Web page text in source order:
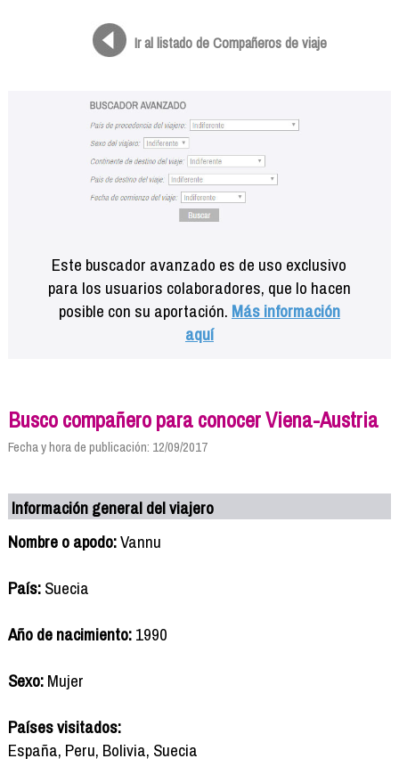
Ir al listado de Compañeros de viaje
Este buscador avanzado es de uso exclusivo
para los usuarios colaboradores, que lo hacen
posible con su aportación. Más información
aquí
Busco compañero para conocer Viena-Austria
Fecha y hora de publicación: 12/09/2017
Información general del viajero
Nombre o apodo:Vannu
País:Suecia
Año de nacimiento:1990
Sexo:Mujer
Países visitados:
España, Peru, Bolivia, Suecia